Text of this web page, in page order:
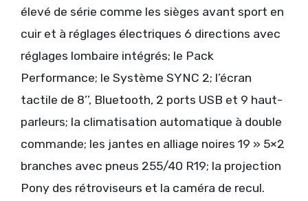
élevé de série comme les sièges avant sport en
cuir et à réglages électriques 6 directions avec
réglages lombaire intégrés; le Pack
Performance; le Système SYNC 2; l’écran
tactile de 8’’, Bluetooth, 2 ports USB et 9 haut-
parleurs; la climatisation automatique à double
commande; les jantes en alliage noires 19 » 5×2
branches avec pneus 255/40 R19; la projection
Pony des rétroviseurs et la caméra de recul.